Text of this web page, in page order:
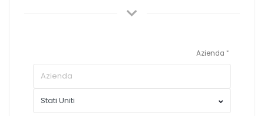
Azienda